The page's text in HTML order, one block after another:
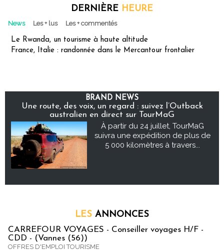
DERNIÈRE HEURE
News Les + lus Les + commentés
Le Rwanda, un tourisme à haute altitude
France, Italie : randonnée dans le Mercantour frontalier
BRAND NEWS
Une route, des voix, un regard : suivez l’Outback
australien en direct sur TourMaG
À partir du 24 juillet, TourMaG
suivra une expédition de plus de
5 000 kilomètres à travers...
LES ANNONCES
CARREFOUR VOYAGES - Conseiller voyages H/F -
CDD - (Vannes (56))
OFFRES D'EMPLOI TOURISME